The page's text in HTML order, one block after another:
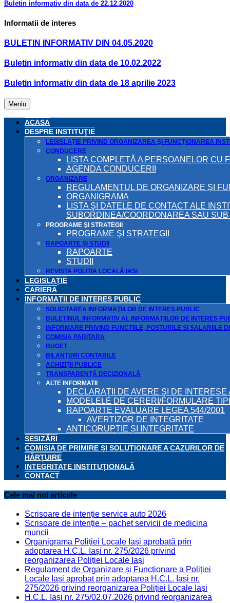
Buletin informativ din data de 22.12.2020
Informatii de interes
BULETIN INFORMATIV DIN 04.05.2020
Buletin informativ din data de 10.02.2022
Buletin informativ din data de 18 aprilie 2023
Meniu
ACASA
DESPRE INSTITUŢIE
LEGISLAŢIE PRIVIND ORGANIZAREA ŞI FUNCŢIONAREA
CONDUCERE
LISTA COMPLETĂ A PERSOANELOR CU
AGENDA CONDUCERII
ORGANIZARE
REGULAMENTUL DE ORGANIZARE ȘI
ORGANIGRAMA
LISTA ŞI DATELE DE CONTACT ALE
SUBORDINEA/COORDONAREA SAU
PROGRAME ŞI STRATEGII
PROGRAME ŞI STRATEGII
RAPOARTE ŞI STUDII
RAPOARTE
STUDII
REVISTA POLIȚIA LOCALĂ IAȘI
LEGISLAȚIE
CARIERA
INFORMAŢII DE INTERES PUBLIC
SOLICITAREA INFORMAŢIILOR DE INTERES PUBLIC
BULETINUL INFORMATIV AL INFORMAŢIILOR DE INTERES
INFORMARE PRIVIND FUNCTIILE, POSTURILE SI
COMISIA PARITARA
BUGET
BILANŢURI CONTABILE
ACHIZIȚII PUBLICE
TRANSPARENȚĂ DECIZIONALĂ
ALTE INFORMATII
DECLARAŢII DE AVERE ŞI DE
MODELELE DE CERERI/FORMULARE
RAPOARTE EVALUARE LEGEA 544/2001
AVERTIZOR DE INTEGRITATE
ANTICORUPȚIE ȘI INTEGRITATE
SESIZĂRI
COMISIA DE PRIMIRE ȘI SOLUȚIONARE A CAZURILOR DE
HĂRȚUIRE
INTEGRITATE INSTITUȚIONALĂ
CONTACT
Cele mai noi articole
Scrisoare de intenție service auto 2026
Scrisoare de intenție – pachet servicii de medicina
muncii
Organigrama Poliției Locale Iași aprobată prin
adoptarea H.C.L. Iași nr. 275/2026 privind
reorganizarea Poliției Locale Iași
Regulament de Organizare și Funcționare a Poliției
Locale Iași aprobat prin adoptarea H.C.L. Iași nr.
275/2026 privind reorganizarea Poliției Locale Iași
H.C.L. Iași nr. 275/02.07.2026 privind reorganizarea